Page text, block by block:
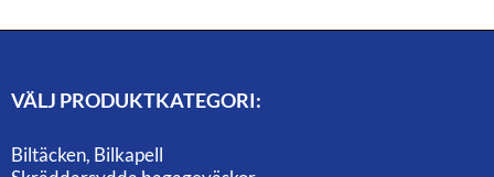
VÄLJ PRODUKTKATEGORI:
Biltäcken, Bilkapell